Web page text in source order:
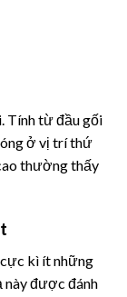
Tính từ đầu gối
ở vị trí thứ
thường thấy
kì ít những
này được đánh